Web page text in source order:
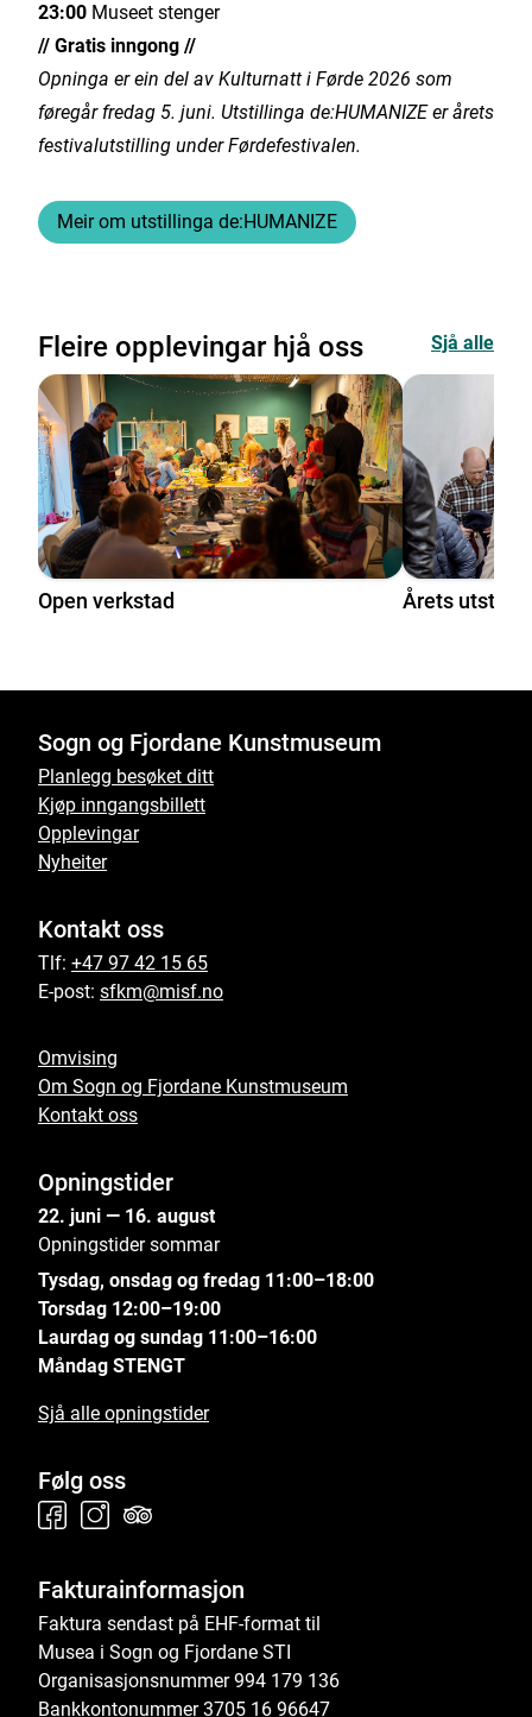
23:00 Museet stenger
// Gratis inngong //
Opninga er ein del av Kulturnatt i Førde 2026 som
føregår fredag 5. juni. Utstillinga de:HUMANIZE er årets
festivalutstilling under Førdefestivalen.
Meir om utstillinga de:HUMANIZE
Fleire opplevingar hjå oss Sjå alle
Open verkstad Årets
Sogn og Fjordane Kunstmuseum
Planlegg besøket ditt
Kjøp inngangsbillett
Opplevingar
Nyheiter
Kontakt oss
Tlf: +47 97 42 15 65
E-post: sfkm@misf.no
Omvising
Om Sogn og Fjordane Kunstmuseum
Kontakt oss
Opningstider
22. juni — 16. august
Opningstider sommar
Tysdag, onsdag og fredag 11:00–18:00
Torsdag 12:00–19:00
Laurdag og sundag 11:00–16:00
Måndag STENGT
Sjå alle opningstider
Følg oss
Fakturainformasjon
Faktura sendast på EHF-format til
Musea i Sogn og Fjordane STI
Organisasjonsnummer 994 179 136
Bankkontonummer 3705 16 96647